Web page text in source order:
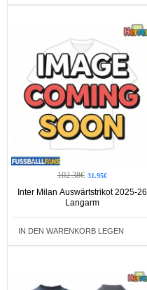
102.38€ 31.95€
Inter Milan Auswärtstrikot 2025-26
Langarm
IN DEN WARENKORB LEGEN